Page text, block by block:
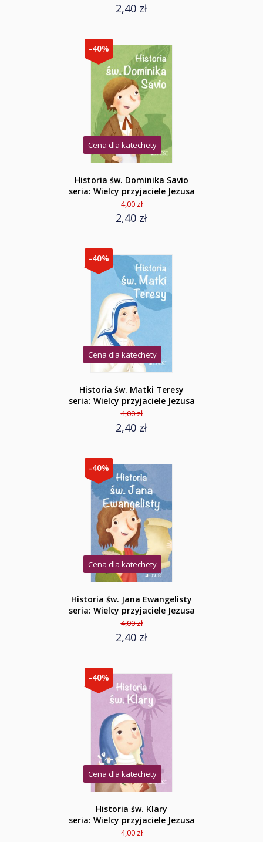
2,40 zł
-40%
Cena dla katechety
Historia św. Dominika Savio
seria: Wielcy przyjaciele Jezusa
4,00 zł
2,40 zł
-40%
Cena dla katechety
Historia św. Matki Teresy
seria: Wielcy przyjaciele Jezusa
4,00 zł
2,40 zł
-40%
Cena dla katechety
Historia św. Jana Ewangelisty
seria: Wielcy przyjaciele Jezusa
4,00 zł
2,40 zł
-40%
Cena dla katechety
Historia św. Klary
seria: Wielcy przyjaciele Jezusa
4,00 zł